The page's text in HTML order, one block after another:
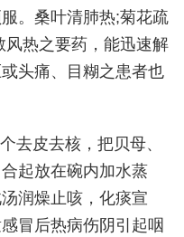
。桑叶清肺热;菊花疏
热之要药，能迅速解
头痛、目糊之患者也
去皮去核，把贝母、
起放在碗内加水蒸
润燥止咳，化痰宣
冒后热病伤阴引起咽